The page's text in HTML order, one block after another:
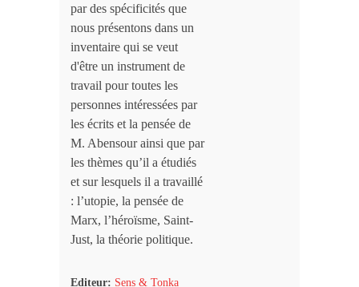
par des spécificités que
nous présentons dans un
inventaire qui se veut
d'être un instrument de
travail pour toutes les
personnes intéressées par
les écrits et la pensée de
M. Abensour ainsi que par
les thèmes qu’il a étudiés
et sur lesquels il a travaillé
: l’utopie, la pensée de
Marx, l’héroïsme, Saint-
Just, la théorie politique.
Editeur: Sens & Tonka